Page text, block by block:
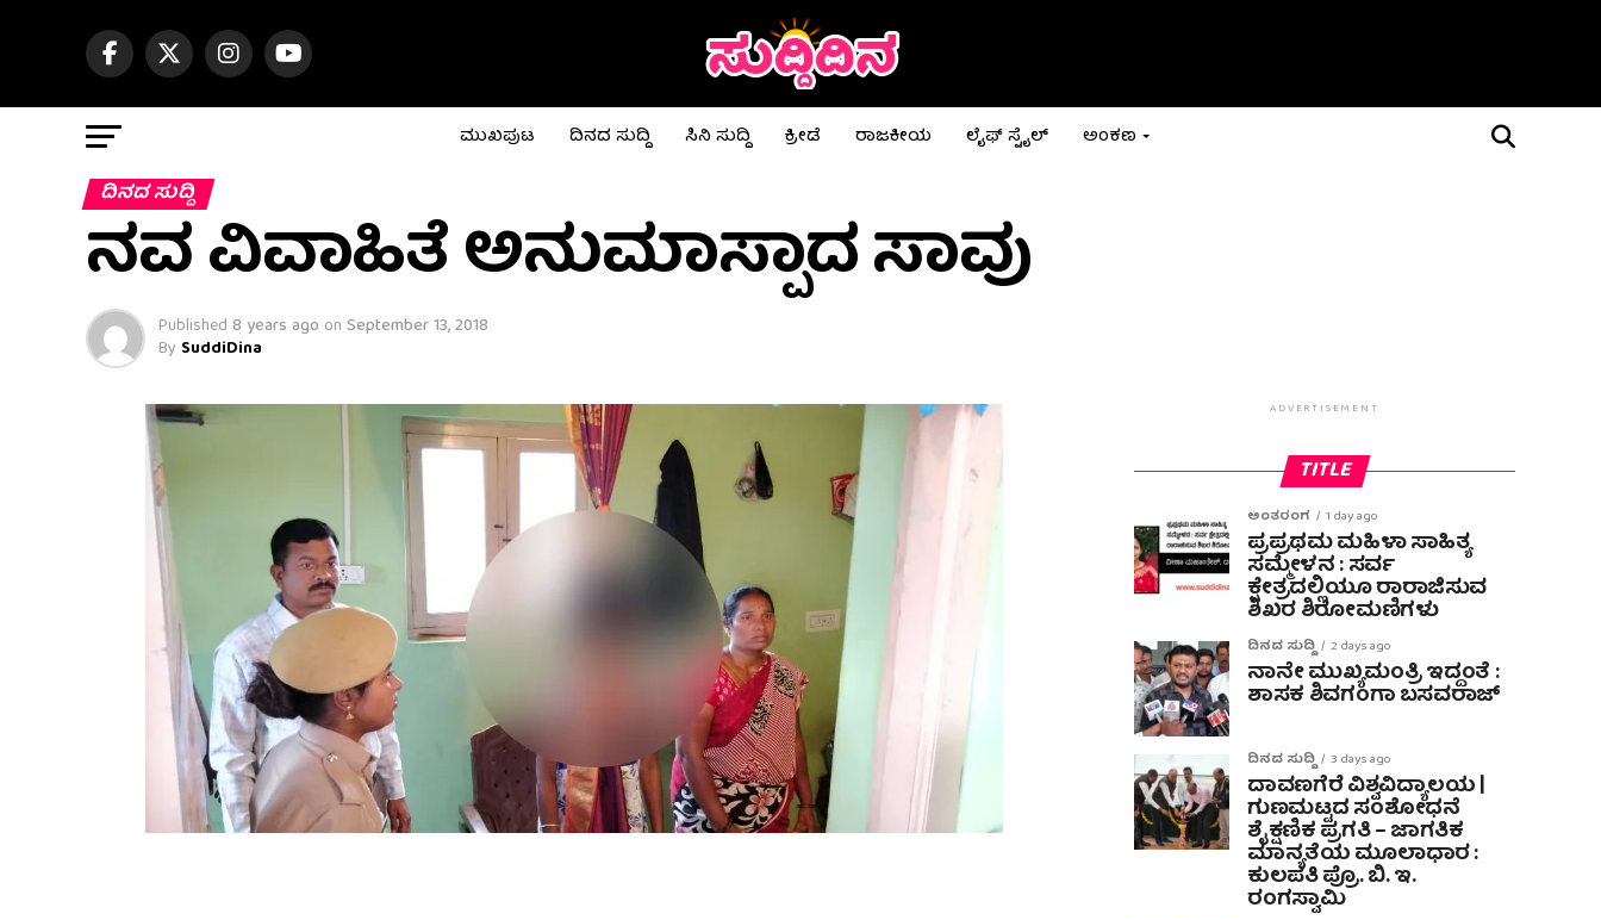
ಮುಖಪುಟ ದಿನದ ಸುದ್ದಿ ಸಿನಿ ಸುದ್ದಿ ಕ್ರೀಡೆ ರಾಜಕೀಯ ಲೈಫ್ ಸ್ಟೈಲ್ ಅಂಕಣ
ದಿನದ ಸುದ್ದಿ
ನವ ವಿವಾಹಿತೆ ಅನುಮಾಸ್ಪಾದ ಸಾವು
Published 8 years ago on September 13, 2018
By SuddiDina
ADVERTISEMENT
TITLE
ಅಂತರಂಗ 1 day ago
ಪ್ರಪ್ರಥಮ ಮಹಿಳಾ ಸಾಹಿತ್ಯ
ಸಮ್ಮೇಳನ : ಸರ್ವ
ಕ್ಷೇತ್ರದಲ್ಲಿಯೂ ರಾರಾಜಿಸುವ
ಶಿಖರ ಶಿರೋಮಣಿಗಳು
ದಿನದ ಸುದ್ದಿ 2 days ago
ನಾನೇ ಮುಖ್ಯಮಂತ್ರಿ ಇದ್ದಂತೆ :
ಶಾಸಕ ಶಿವಗಂಗಾ ಬಸವರಾಜ್
ದಿನದ ಸುದ್ದಿ 3 days ago
ದಾವಣಗೆರೆ ವಿಶ್ವವಿದ್ಯಾಲಯ |
ಗುಣಮಟ್ಟದ ಸಂಶೋಧನೆ
ಶೈಕ್ಷಣಿಕ ಪ್ರಗತಿ – ಜಾಗತಿಕ
ಮಾನ್ಯತೆಯ ಮೂಲಾಧಾರ :
ಕುಲಪತಿ ಪ್ರೊ. ಬಿ. ಇ.
ರಂಗಸ್ವಾಮಿ